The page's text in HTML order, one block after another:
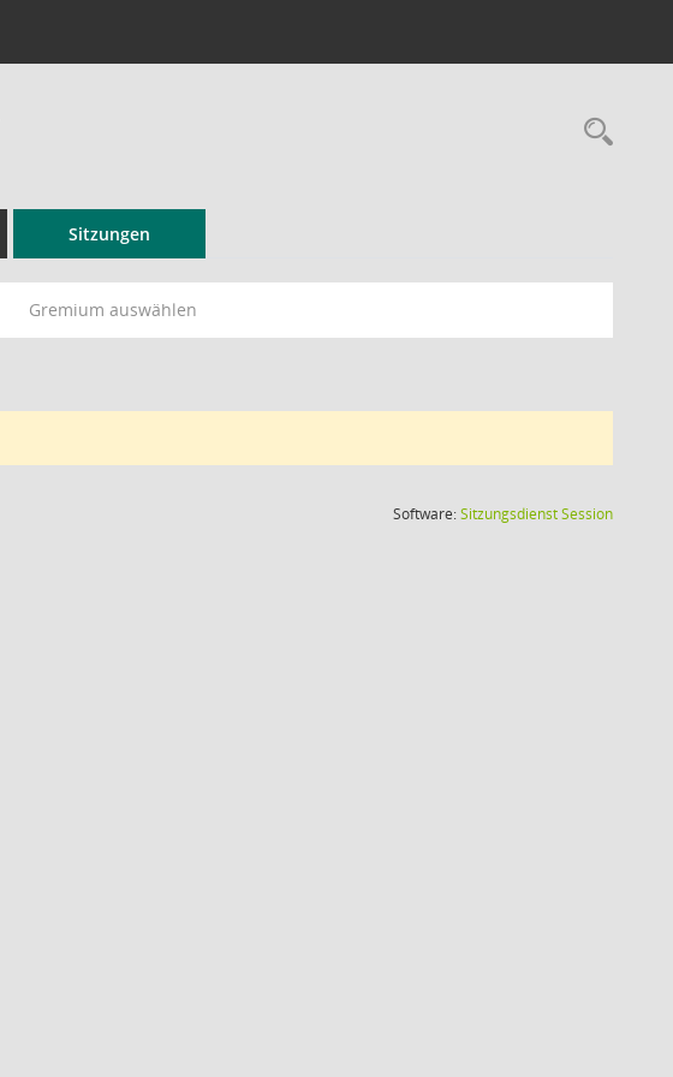
Sitzungen
Gremium auswählen
Software:SitzungsdienstSession(Wird in